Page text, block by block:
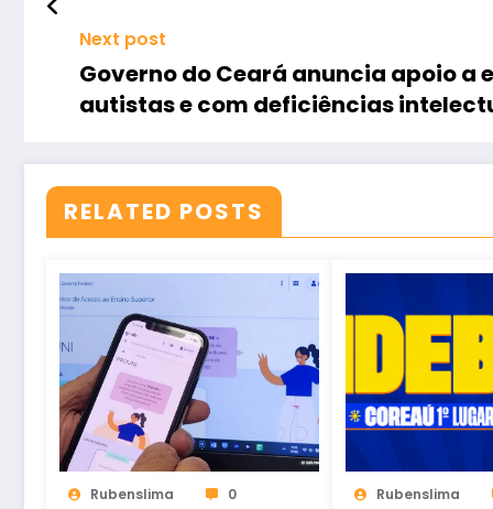
Next post
Governo do Ceará anuncia apoio
autistas e com deficiências
RELATED POSTS
Rubenslima 0 Rubenslima